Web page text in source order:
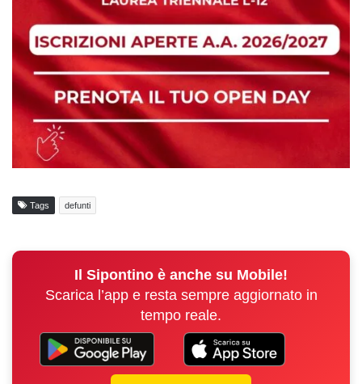
Tags defunti
Il Sipontino è anche su Mobile!
Scarica l’app e resta sempre aggiornato in
tempo reale.